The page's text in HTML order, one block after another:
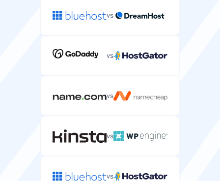
vs
vs
vs
vs
vs